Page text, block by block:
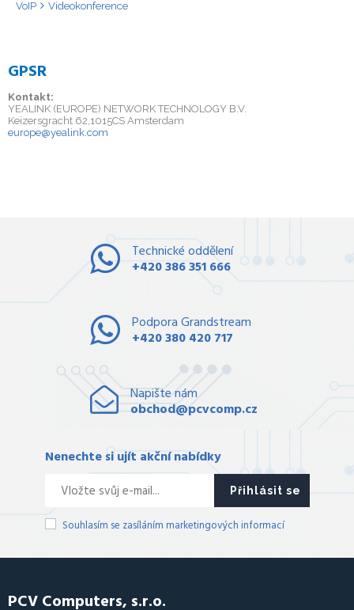
VoIP Videokonference
GPSR
Kontakt:
YEALINK (EUROPE) NETWORK TECHNOLOGY B.V.
Keizersgracht 62,1015CS Amsterdam
europe@yealink.com
Technické oddělení
+420 386 351 666
Podpora Grandstream
+420 380 420 717
Napište nám
obchod@pcvcomp.cz
Nenechte si ujít akční nabídky
Přihlásit se
Souhlasím se zasíláním marketingových informací
PCV Computers, s.r.o.